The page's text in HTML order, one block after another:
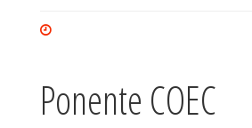
Ponente COEC